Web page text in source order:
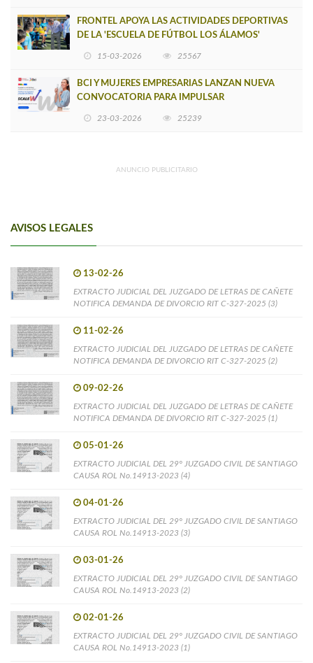
FRONTEL APOYA LAS ACTIVIDADES DEPORTIVAS
DE LA 'ESCUELA DE FÚTBOL LOS ÁLAMOS'
15-03-2026 25567
BCI Y MUJERES EMPRESARIAS LANZAN NUEVA
CONVOCATORIA PARA IMPULSAR
23-03-2026 25239
ANUNCIO PUBLICITARIO
AVISOS LEGALES
13-02-26
EXTRACTO JUDICIAL DEL JUZGADO DE LETRAS DE CAÑETE
NOTIFICA DEMANDA DE DIVORCIO RIT C-327-2025 (3)
11-02-26
EXTRACTO JUDICIAL DEL JUZGADO DE LETRAS DE CAÑETE
NOTIFICA DEMANDA DE DIVORCIO RIT C-327-2025 (2)
09-02-26
EXTRACTO JUDICIAL DEL JUZGADO DE LETRAS DE CAÑETE
NOTIFICA DEMANDA DE DIVORCIO RIT C-327-2025 (1)
05-01-26
EXTRACTO JUDICIAL DEL 29° JUZGADO CIVIL DE SANTIAGO
CAUSA ROL No.14913-2023 (4)
04-01-26
EXTRACTO JUDICIAL DEL 29° JUZGADO CIVIL DE SANTIAGO
CAUSA ROL No.14913-2023 (3)
03-01-26
EXTRACTO JUDICIAL DEL 29° JUZGADO CIVIL DE SANTIAGO
CAUSA ROL No.14913-2023 (2)
02-01-26
EXTRACTO JUDICIAL DEL 29° JUZGADO CIVIL DE SANTIAGO
CAUSA ROL No.14913-2023 (1)